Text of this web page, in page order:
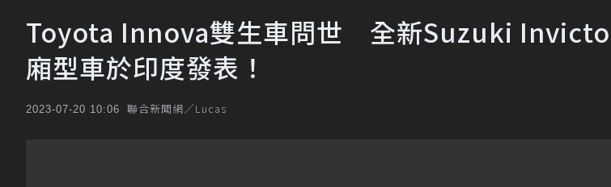
Toyota Innova雙生車問世 全新Suzuki
廂型車於印度發表！
2023-07-20 10:06 聯合新聞網／Lucas